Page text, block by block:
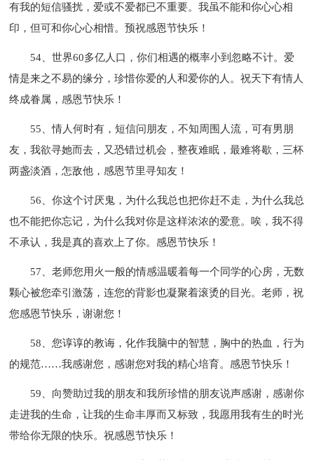
有我的短信骚扰，爱或不爱都已不重要。我虽不能和你心心相
印，但可和你心心相惜。预祝感恩节快乐！
54、世界60多亿人口，你们相遇的概率小到忽略不计。爱
情是来之不易的缘分，珍惜你爱的人和爱你的人。祝天下有情人
终成眷属，感恩节快乐！
55、情人何时有，短信问朋友，不知周围人流，可有男朋
友，我欲寻她而去，又恐错过机会，整夜难眠，最难将歇，三杯
两盏淡酒，怎敌他，感恩节里寻知友！
56、你这个讨厌鬼，为什么我总也把你赶不走，为什么我总
也不能把你忘记，为什么我对你是这样浓浓的爱意。唉，我不得
不承认，我是真的喜欢上了你。感恩节快乐！
57、老师您用火一般的情感温暖着每一个同学的心房，无数
颗心被您牵引激荡，连您的背影也凝聚着滚烫的目光。老师，祝
您感恩节快乐，谢谢您！
58、您谆谆的教诲，化作我脑中的智慧，胸中的热血，行为
的规范……我感谢您，感谢您对我的精心培育。感恩节快乐！
59、向赞助过我的朋友和我所珍惜的朋友说声感谢，感谢你
走进我的生命，让我的生命丰厚而又标致，我愿用我有生的时光
带给你无限的快乐。祝感恩节快乐！